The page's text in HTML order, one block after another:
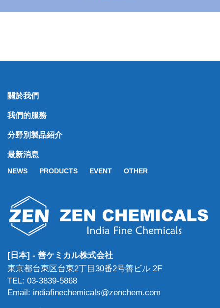
關於我們
我們的服務
分野別製品紹介
最新消息
NEWS PRODUCTS EVENT OTHER
[日本] - 善ケミカル株式会社
東京都台東区台東2丁目30番2号善ビル 2F
TEL: 03-3839-5868
Email: indiafinechemicals@zenchem.com